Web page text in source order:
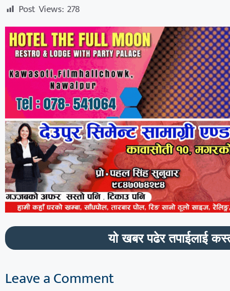
Post Views: 278
यो खबर पढेर तपाईलाई
Leave a Comment